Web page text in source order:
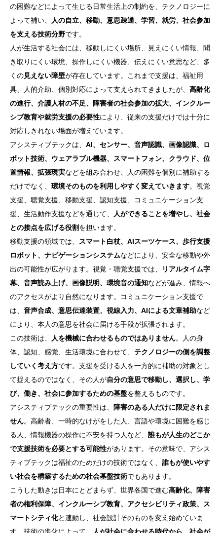
の困難などによって生じる日常生活上の制約を、テクノロジーに
よって補い、
人の自立、移動、意思疎通、学習、就労、社会参加
を支える技術分野です。
人が生活する社会には、移動しにくい場所、見えにくい情報、聞
き取りにくい環境、操作しにくい機器、伝えにくい意思など、多
くの見えない障壁が存在しています。これまで支援は、福祉用
具、人的介助、個別対応によって支えられてきましたが、 高齢化
の進行、介護人材の不足、障害者の社会参加の拡大、インクルー
シブ教育や就労支援の必要性により、従来の支援だけでは十分に
対応しきれない場面が増えています。
アシスティブテックは、 AI、センサー、音声認識、画像認識、ロ
ボット技術、ウェアラブル機器、スマートフォン、クラウド、位
置情報、拡張現実などを組み合わせ、人の困難を個別に補助する
だけでなく、 環境そのものを利用しやすく変えていきます。視覚
支援、聴覚支援、移動支援、認知支援、コミュニケーション支
援、生活動作支援などを通じて、
人ができることを増やし、社会
との接点を広げる役割を担います。
移動支援の領域では、
スマート白杖、AIスーツケース、歩行支援
ロボット、ナビゲーションシステムなどにより、安全な移動や外
出の可能性が広がります。視覚・聴覚支援では、
リアルタイム字
幕、音声読み上げ、画像説明、環境音の通知などが進み、情報へ
のアクセスがより自然になります。コミュニケーション支援で
は、 音声合成、意思伝達装置、視線入力、AIによる文章補助など
により、本人の意思を社会に届ける手段が拡張されます。
この技術は、
人を機械に合わせるものではありません。人の身
体、認知、感覚、生活環境に合わせて、 テクノロジーの側を調整
していく考え方です。支援を受ける人を一方的に補助の対象とし
て捉えるのではなく、その人が自分の意思で移動し、選択し、学
び、働き、社会に参加するための基盤を整えるものです。
アシスティブテックの重要性は、
障害のある人だけに限定されま
せん。高齢者、一時的なけがをした人、言語や環境に困難を感じ
る人、情報機器の操作に不安を持つ人など、 誰もが人生のどこか
で支援技術を必要とする可能性があります。その意味で、アシス
ティブテックは福祉のためだけの技術ではなく、 誰もが使いやす
い社会を構築するための社会基盤技術でもあります。
こうした動きは日本にとどまらず、世界各国で進む高齢化、障害
者の権利保障、インクルーシブ教育、アクセシビリティ政策、ス
マートシティ化と連動し、社会設計そのものを変え始めていま